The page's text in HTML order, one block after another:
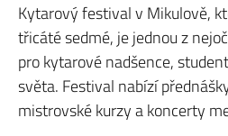
Kytarový festival v Mikulově,
třicáté sedmé, je jednou z
pro kytarové nadšence,
světa. Festival nabízí
mistrovské kurzy a koncerty